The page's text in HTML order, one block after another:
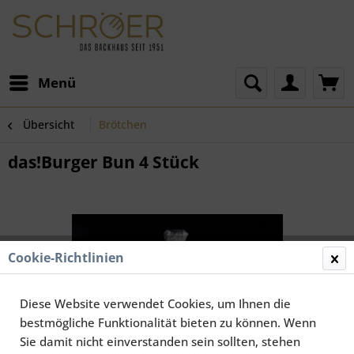
Menü
Übersicht Brötchen
das!Burger Bun 4 Stück
Cookie-Richtlinien
Diese Website verwendet Cookies, um Ihnen die
bestmögliche Funktionalität bieten zu können. Wenn
Sie damit nicht einverstanden sein sollten, stehen